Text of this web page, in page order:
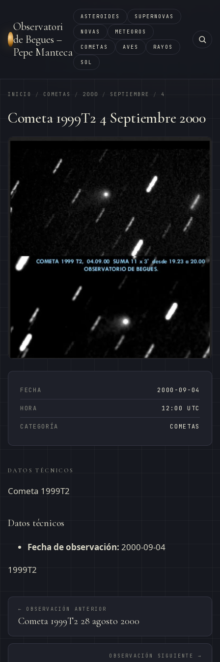
Observatori
de Begues –
Pepe Manteca
ASTEROIDES SUPERNOVAS
NOVAS METEOROS
COMETAS AVES RAYOS
SOL
INICIO / COMETAS / 2000 / SEPTIEMBRE / 4
Cometa 1999T2 4 Septiembre 2000
FECHA 2000-09-04
HORA 12:00 UTC
CATEGORÍA COMETAS
DATOS TÉCNICOS
Cometa 1999T2
Datos técnicos
Fecha de observación: 2000-09-04
1999T2
← OBSERVACIÓN ANTERIOR
Cometa 1999T2 28 agosto 2000
OBSERVACIÓN SIGUIENTE →